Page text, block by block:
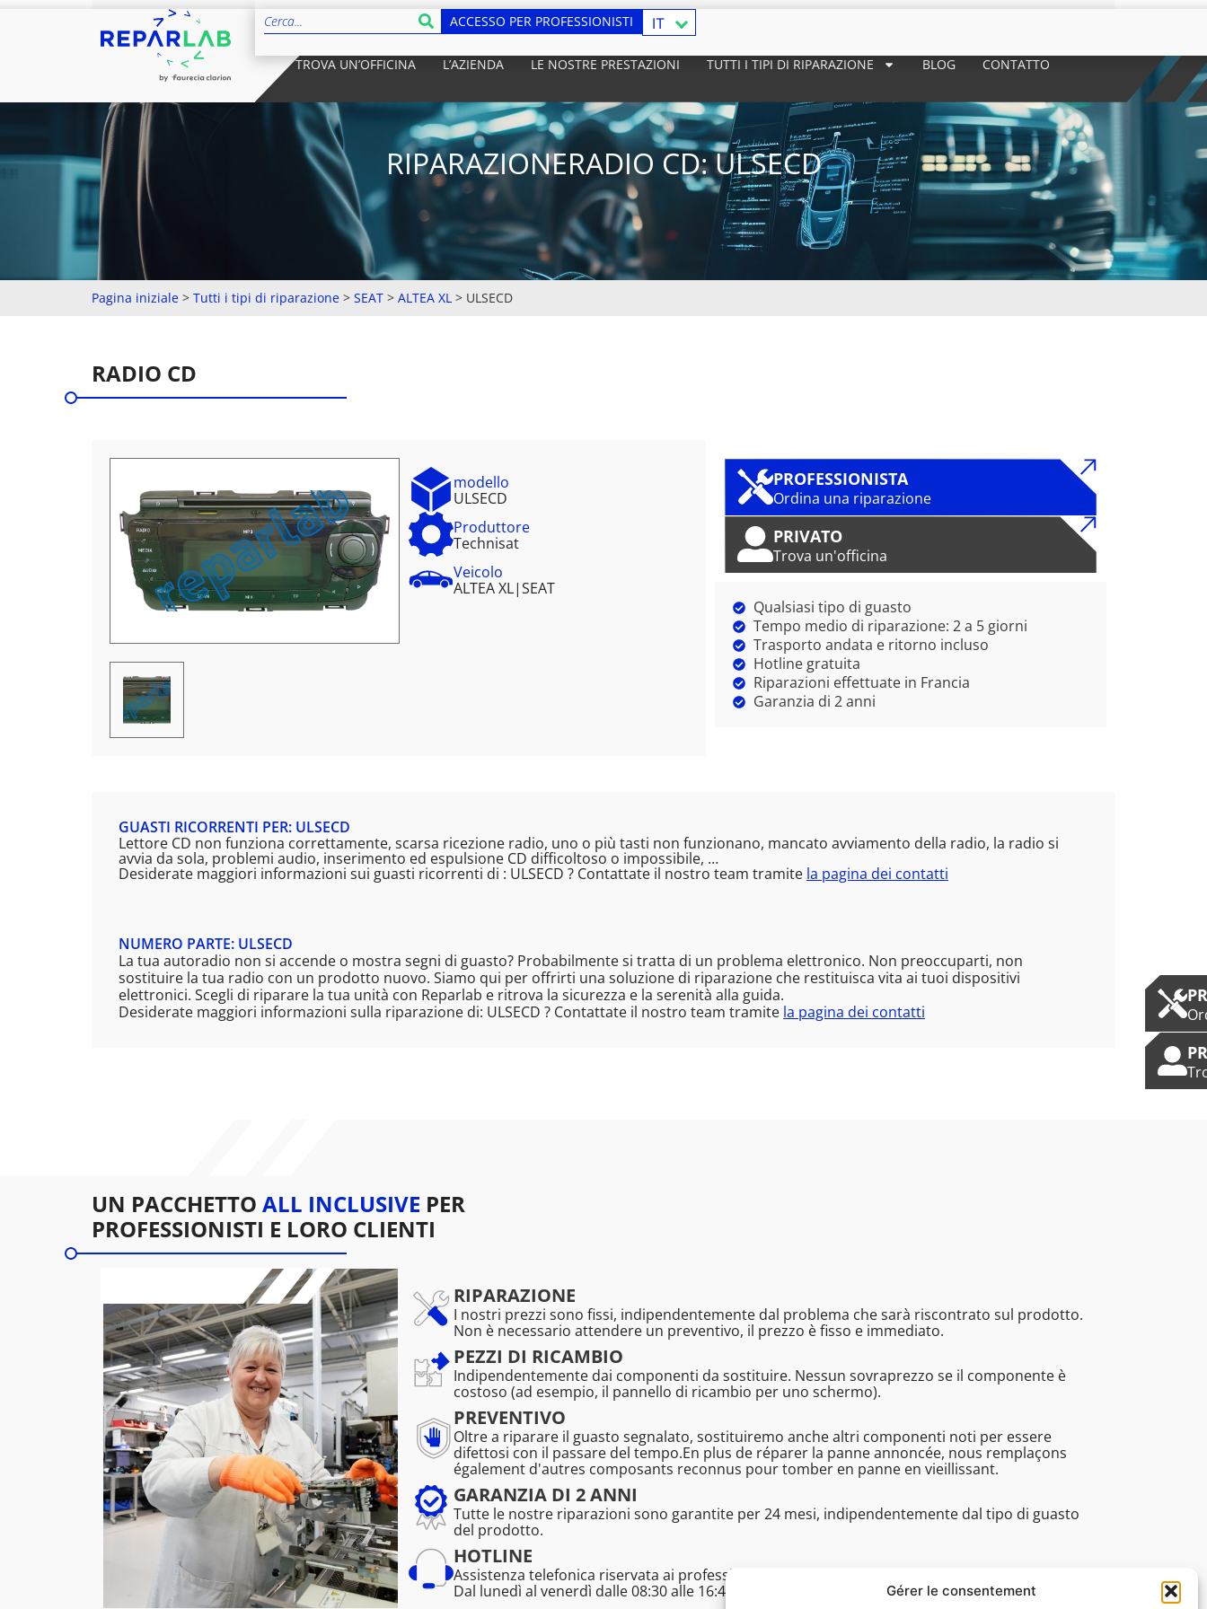
Gérer le consentement
ACCESSO PER PROFESSIONISTI IT
TROVA UN’OFFICINA L’AZIENDA LE NOSTRE PRESTAZIONI TUTTI I TIPI DI RIPARAZIONE BLOG CONTATTO
RIPARAZIONERADIO CD: ULSECD
Pagina iniziale > Tutti i tipi di riparazione > SEAT > ALTEA XL > ULSECD
RADIO CD
modello
ULSECD
Produttore
Technisat
Veicolo
ALTEA XL|SEAT
PROFESSIONISTA
Ordina una riparazione
PRIVATO
Trova un'officina
Qualsiasi tipo di guasto
Tempo medio di riparazione: 2 a 5 giorni
Trasporto andata e ritorno incluso
Hotline gratuita
Riparazioni effettuate in Francia
Garanzia di 2 anni
GUASTI RICORRENTI PER: ULSECD
Lettore CD non funziona correttamente, scarsa ricezione radio, uno o più tasti non funzionano, mancato avviamento della radio, la radio si
avvia da sola, problemi audio, inserimento ed espulsione CD difficoltoso o impossibile, …
Desiderate maggiori informazioni sui guasti ricorrenti di : ULSECD ? Contattate il nostro team tramite la pagina dei contatti
NUMERO PARTE: ULSECD
La tua autoradio non si accende o mostra segni di guasto? Probabilmente si tratta di un problema elettronico. Non preoccuparti, non
sostituire la tua radio con un prodotto nuovo. Siamo qui per offrirti una soluzione di riparazione che restituisca vita ai tuoi dispositivi
elettronici. Scegli di riparare la tua unità con Reparlab e ritrova la sicurezza e la serenità alla guida.
Desiderate maggiori informazioni sulla riparazione di: ULSECD ? Contattate il nostro team tramite la pagina dei contatti
UN PACCHETTO ALL INCLUSIVE PER
PROFESSIONISTI E LORO CLIENTI
RIPARAZIONE
I nostri prezzi sono fissi, indipendentemente dal problema che sarà riscontrato sul prodotto.
Non è necessario attendere un preventivo, il prezzo è fisso e immediato.
PEZZI DI RICAMBIO
Indipendentemente dai componenti da sostituire. Nessun sovraprezzo se il componente è
costoso (ad esempio, il pannello di ricambio per uno schermo).
PREVENTIVO
Oltre a riparare il guasto segnalato, sostituiremo anche altri componenti noti per essere
difettosi con il passare del tempo.En plus de réparer la panne annoncée, nous remplaçons
également d'autres composants reconnus pour tomber en panne en vieillissant.
GARANZIA DI 2 ANNI
Tutte le nostre riparazioni sono garantite per 24 mesi, indipendentemente dal tipo di guasto
del prodotto.
HOTLINE
Assistenza telefonica riservata ai professionisti (tempi di lavorazione, assistenza tecnica. ecc.).
Dal lunedì al venerdì dalle 08:30 alle 16:45.